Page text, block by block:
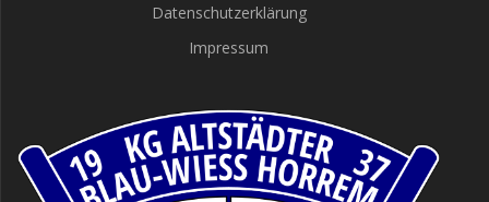
Datenschutzerklärung
Impressum